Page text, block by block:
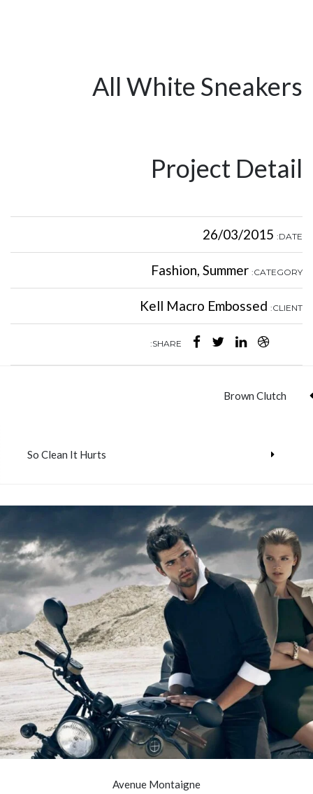
All White Sneakers
Project Detail
DATE:
26/03/2015
CATEGORY:
Fashion, Summer
CLIENT:
Kell Macro Embossed
SHARE:
Brown Clutch
So Clean It Hurts
Avenue Montaigne